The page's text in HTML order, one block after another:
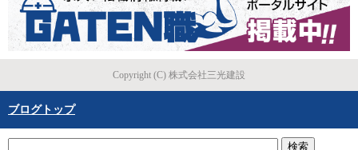
Copyright (C) 株式会社三光建設
ブログトップ